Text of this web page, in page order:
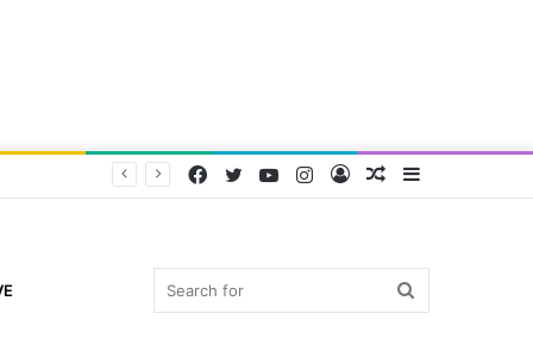
Random
Log
Instagram
YouTube
Twitter
Facebook